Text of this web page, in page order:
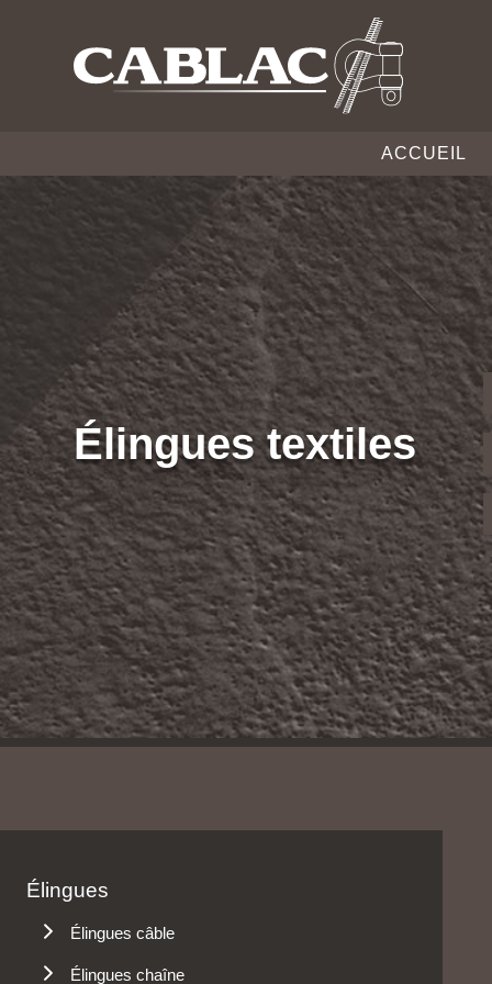
ACCUEIL
Élingues textiles
Élingues
Élingues câble
Boucles
Élingues chaîne